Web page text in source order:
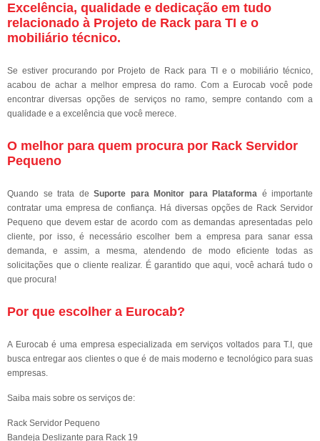
Excelência, qualidade e dedicação em tudo
relacionado à Projeto de Rack para TI e o
mobiliário técnico.
Se estiver procurando por Projeto de Rack para TI e o mobiliário técnico,
acabou de achar a melhor empresa do ramo. Com a Eurocab você pode
encontrar diversas opções de serviços no ramo, sempre contando com a
qualidade e a excelência que você merece.
O melhor para quem procura por Rack Servidor
Pequeno
Quando se trata de Suporte para Monitor para Plataforma é importante
contratar uma empresa de confiança. Há diversas opções de Rack Servidor
Pequeno que devem estar de acordo com as demandas apresentadas pelo
cliente, por isso, é necessário escolher bem a empresa para sanar essa
demanda, e assim, a mesma, atendendo de modo eficiente todas as
solicitações que o cliente realizar. É garantido que aqui, você achará tudo o
que procura!
Por que escolher a Eurocab?
A Eurocab é uma empresa especializada em serviços voltados para T.I, que
busca entregar aos clientes o que é de mais moderno e tecnológico para suas
empresas.
Saiba mais sobre os serviços de:
Rack Servidor Pequeno
Bandeja Deslizante para Rack 19